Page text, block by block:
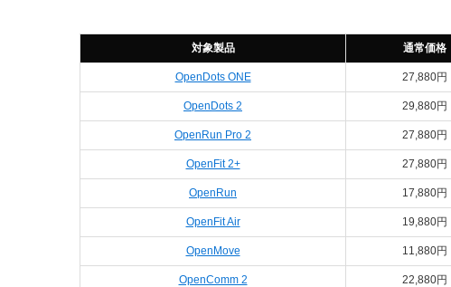
対象製品 通常価格
OpenDots ONE 27,880円
OpenDots 2 29,880円
OpenRun Pro 2 27,880円
OpenFit 2+ 27,880円
OpenRun 17,880円
OpenFit Air 19,880円
OpenMove 11,880円
OpenComm 2 22,880円